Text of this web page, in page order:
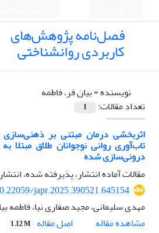
فصل‌نامه پژوهش‌های
کاربردی روانشناختی
نویسنده =بیان فر، فاطمه
تعداد مقالات:
1
اثربخشی درمان مبتنی بر
تاب‌آوری روانی نوجوانان طلاق مبتلا
درونی‌سازی شده
مقالات آماده انتشار، پذیرفته شده،
japr.2025.390521.645154
مهدی سلیمانی، مجید صفاری نیا، فاطمه
مشاهده مقاله
اصل مقاله 1.12 M